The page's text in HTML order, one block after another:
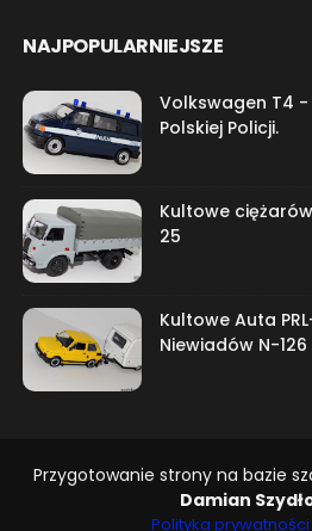
NAJPOPULARNIEJSZE
Volkswagen T4
Polskiej Policji.
Kultowe
25
Kultowe Auta
Niewiadów N-126
Przygotowanie strony na bazie
Damian
Polityka